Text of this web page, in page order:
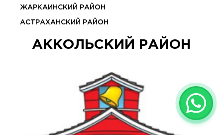
ЖАРКАИНСКИЙ РАЙОН
АСТРАХАНСКИЙ РАЙОН
АККОЛЬСКИЙ РАЙОН